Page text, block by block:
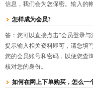
信息，我们会为您保密。输入的
怎样成为会员?
答：您可以直接点击"会员登录
提示输入相关资料即可，请您填
您的会员账号和密码，以便您查
核对您的身份。
如何在网上下单购买，怎么一